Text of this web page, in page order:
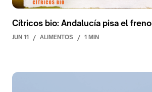
Cítricos bio: Andalucía pisa el freno
JUN 11 / ALIMENTOS / 1 MIN